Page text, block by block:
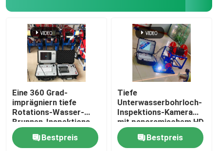
Eine 360 Grad-
imprägniern tiefe
Rotations-Wasser-
Brunnen-Inspektions-
Kamera/wetterfest
Bestpreis
Tiefe
Unterwasserbohrloch-
Inspektions-Kamera
mit panoramischem HD
DVR
Bestpreis